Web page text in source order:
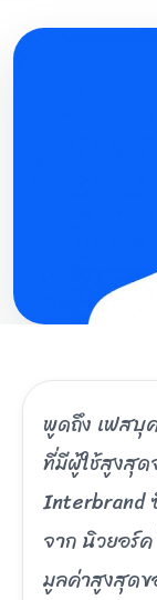
พูดถึง เฟส
ที่มีผู้ใช้สูงสุด
Interbrand
จาก นิวยอร์
มูลค่าสูงสุดข